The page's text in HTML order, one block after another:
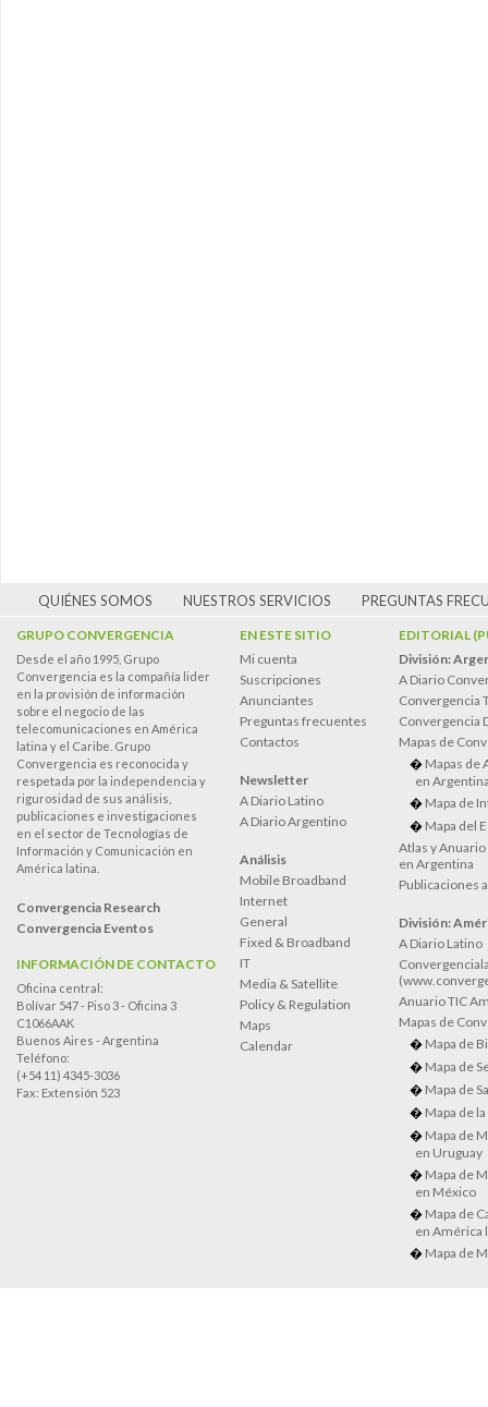
QUIÉNES SOMOS NUESTROS SERVICIOS PREGUNTAS
GRUPO CONVERGENCIA
Desde el año 1995, Grupo
Convergencia es la compañía lider
en la provisión de información
sobre el negocio de las
telecomunicaciones en América
latina y el Caribe. Grupo
Convergencia es reconocida y
respetada por la independencia y
rigurosidad de sus análisis,
publicaciones e investigaciones
en el sector de Tecnologías de
Información y Comunicación en
América latina.
Convergencia Research
Convergencia Eventos
INFORMACIÓN DE CONTACTO
Oficina central:
Bolívar 547 - Piso 3 - Oficina 3
C1066AAK
Buenos Aires - Argentina
Teléfono:
(+54 11) 4345-3036
Fax: Extensión 523
EN ESTE SITIO
Mi cuenta
Suscripciones
Anunciantes
Preguntas frecuentes
Contactos
Newsletter
A Diario Latino
A Diario Argentino
Análisis
Mobile Broadband
Internet
General
Fixed & Broadband
IT
Media & Satellite
Policy & Regulation
Maps
Calendar
EDITORIAL
División:
A Diario
Convergencia
Convergencia
Mapas de
Mapas de
en
Mapa de
Mapa del
Atlas y
en Argentina
Publicaciones
División:
A Diario Latino
Anuario TIC
Mapas de
Mapa de
Mapa de
Mapa de
Mapa de
Mapa de
en Uruguay
Mapa de
en México
Mapa de
en América
Mapa de